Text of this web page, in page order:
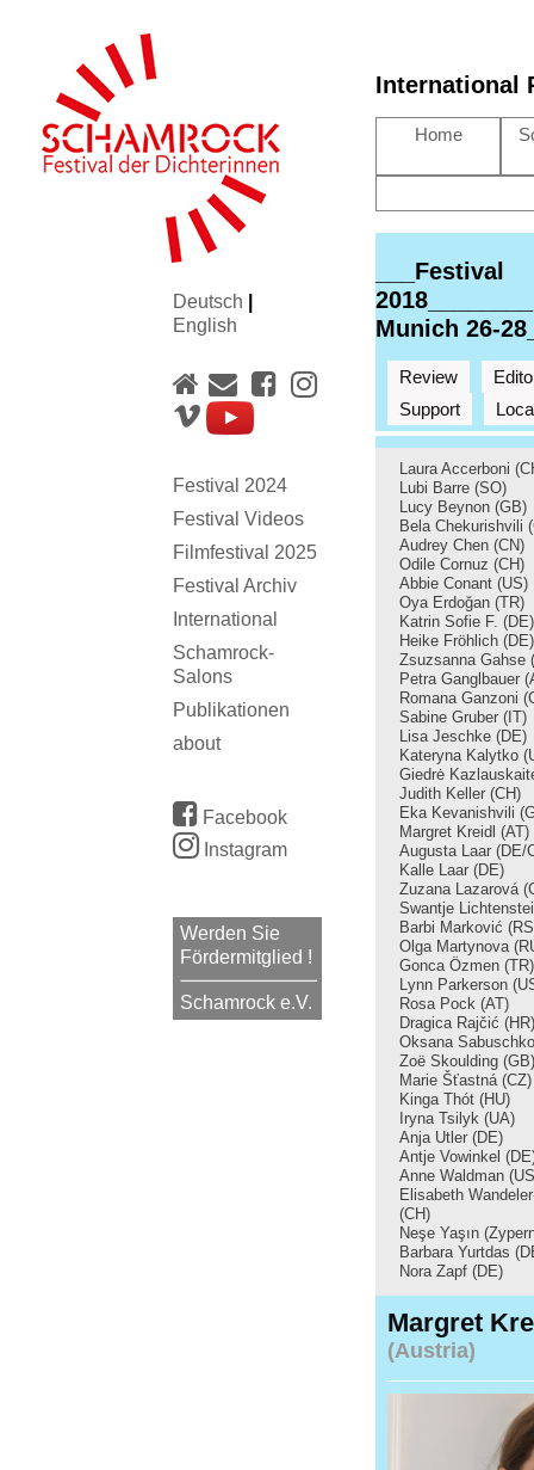
Deutsch
English
Festival 2024
Festival Videos
Filmfestival 2025
Festival Archiv
International
Schamrock-
Salons
Publikationen
about
Facebook
Instagram
Werden Sie
Fördermitglied !
Schamrock e.V.
Home
___Festival
Munich 26-
Review
Support
Laura Accerboni
Lubi Barre (SO)
Lucy Beynon (GB)
Bela Chekurishvili
Audrey Chen (CN)
Odile Cornuz (CH)
Abbie Conant (US)
Oya Erdoğan (TR)
Katrin Sofie F. (DE)
Heike Fröhlich (DE)
Zsuzsanna Gahse
Petra Ganglbauer
Romana Ganzoni
Sabine Gruber (IT)
Lisa Jeschke (DE)
Kateryna Kalytko
Giedrė
Judith Keller (CH)
Eka Kevanishvili
Margret Kreidl (AT)
Augusta Laar (DE/
Kalle Laar (DE)
Zuzana Lazarová
Swantje
Barbi Marković
Olga Martynova
Gonca Özmen (TR)
Lynn Parkerson
Rosa Pock (AT)
Dragica Rajčić (HR)
Oksana
Zoë Skoulding (GB)
Marie Šťastná (CZ)
Kinga Thót (HU)
Iryna Tsilyk (UA)
Anja Utler (DE)
Antje Vowinkel
Anne Waldman
Elisabeth
(CH)
Neşe Yaşın
Barbara Yurtdas
Nora Zapf (DE)
Margret
(Austria)